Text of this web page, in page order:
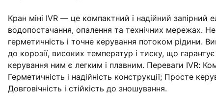
Кран міні IVR — це компактний і надійний
водопостачання, опалення та технічних мережах.
герметичність і точне керування потоком рідини.
до корозії, високих температур і тиску, що
керування ним є легким і плавним. Переваги IVR:
Герметичність і надійність конструкції; Просте
Довговічність і стійкість до зношування.